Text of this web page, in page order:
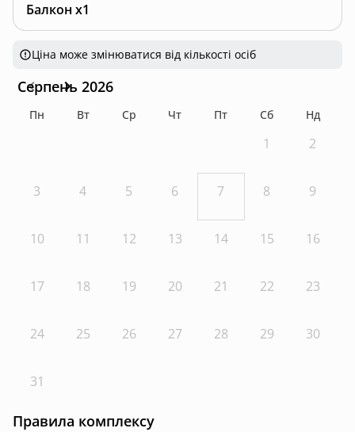
Балкон x1
Ціна може змінюватися від кількості осіб
Серпень 2026
Пн Вт Ср Чт Пт Сб Нд
1 2
3 4 5 6 7 8 9
10 11 12 13 14 15 16
17 18 19 20 21 22 23
24 25 26 27 28 29 30
31
Правила комплексу